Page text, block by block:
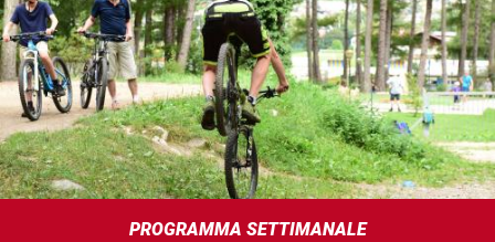
PROGRAMMA SETTIMANALE